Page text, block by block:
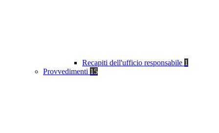
Recapiti dell'ufficio responsabile 1
Provvedimenti 15